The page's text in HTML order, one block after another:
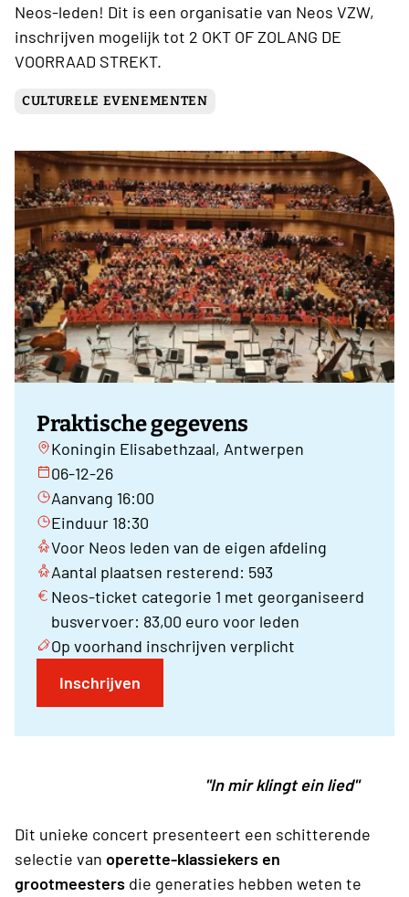
Neos-leden! Dit is een organisatie van Neos VZW,
inschrijven mogelijk tot 2 OKT OF ZOLANG DE
VOORRAAD STREKT.
CULTURELE EVENEMENTEN
Praktische gegevens
Koningin Elisabethzaal, Antwerpen
06-12-26
Aanvang 16:00
Einduur 18:30
Voor Neos leden van de eigen afdeling
Aantal plaatsen resterend: 593
Neos-ticket categorie 1 met georganiseerd
busvervoer: 83,00 euro voor leden
Op voorhand inschrijven verplicht
Inschrijven
"In mir klingt ein lied"
Dit unieke concert presenteert een schitterende
selectie van operette-klassiekers en
grootmeesters die generaties hebben weten te